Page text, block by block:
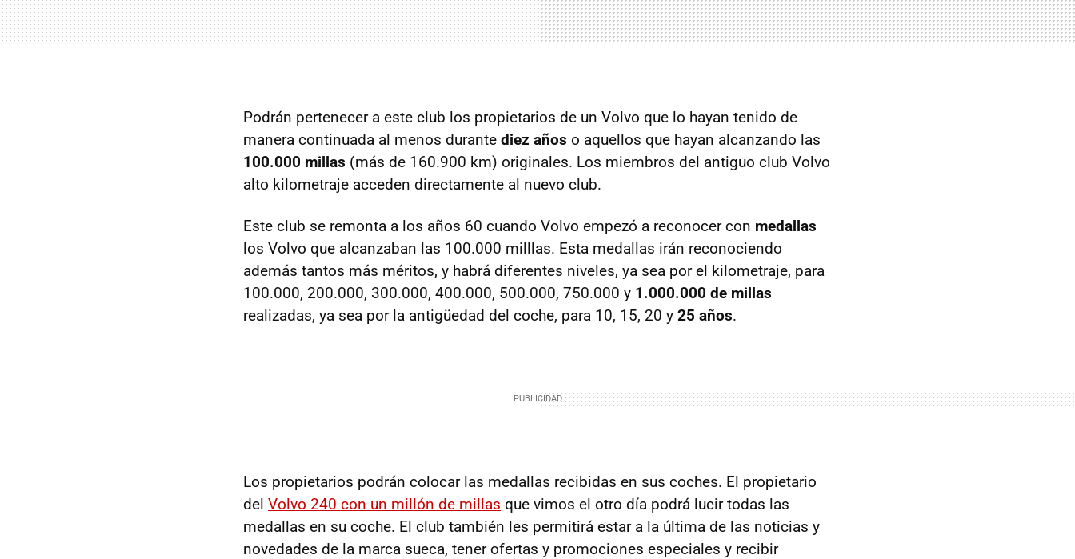
Podrán pertenecer a este club los propietarios de un Volvo que lo hayan tenido de
manera continuada al menos durante diez años o aquellos que hayan alcanzando las
100.000 millas (más de 160.900 km) originales. Los miembros del antiguo club Volvo
alto kilometraje acceden directamente al nuevo club.
Este club se remonta a los años 60 cuando Volvo empezó a reconocer con medallas
los Volvo que alcanzaban las 100.000 milllas. Esta medallas irán reconociendo
además tantos más méritos, y habrá diferentes niveles, ya sea por el kilometraje, para
100.000, 200.000, 300.000, 400.000, 500.000, 750.000 y 1.000.000 de millas
realizadas, ya sea por la antigüedad del coche, para 10, 15, 20 y 25 años.
Los propietarios podrán colocar las medallas recibidas en sus coches. El propietario
del Volvo 240 con un millón de millas que vimos el otro día podrá lucir todas las
medallas en su coche. El club también les permitirá estar a la última de las noticias y
novedades de la marca sueca, tener ofertas y promociones especiales y recibir